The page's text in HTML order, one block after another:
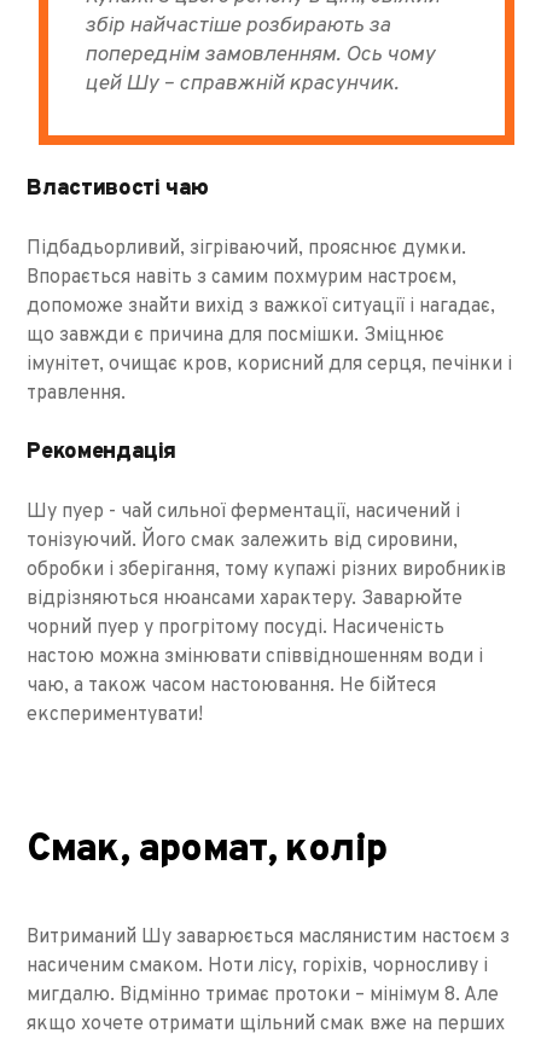
збір найчастіше розбирають за
попереднім замовленням. Ось чому
цей Шу – справжній красунчик.
Властивості чаю
Підбадьорливий, зігріваючий, прояснює думки.
Впорається навіть з самим похмурим настроєм,
допоможе знайти вихід з важкої ситуації і нагадає,
що завжди є причина для посмішки. Зміцнює
імунітет, очищає кров, корисний для серця, печінки і
травлення.
Рекомендація
Шу пуер - чай ​​сильної ферментації, насичений і
тонізуючий. Його смак залежить від сировини,
обробки і зберігання, тому купажі різних виробників
відрізняються нюансами характеру. Заварюйте
чорний пуер у прогрітому посуді. Насиченість
настою можна змінювати співвідношенням води і
чаю, а також часом настоювання. Не бійтеся
експериментувати!
Смак, аромат, колір
Витриманий Шу заварюється маслянистим настоєм з
насиченим смаком. Ноти лісу, горіхів, чорносливу і
мигдалю. Відмінно тримає протоки – мінімум 8. Але
якщо хочете отримати щільний смак вже на перших